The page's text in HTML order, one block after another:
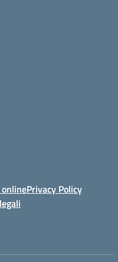
Privacy Policy